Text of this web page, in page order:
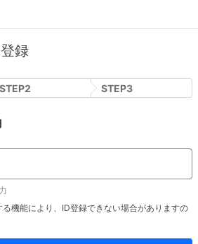
録
STEP2 STEP3
機能により、ID登録できない場合がありますの